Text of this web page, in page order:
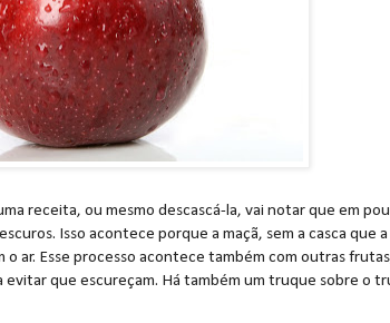
receita, ou mesmo descascá-la, vai notar que em
Isso acontece porque a maçã, sem a casca que a
ar. Esse processo acontece também com outras
evitar que escureçam. Há também um truque sobre o